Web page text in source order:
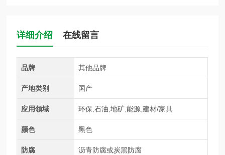
详细介绍 在线留言
品牌 其他品牌
产地类别 国产
应用领域 环保,石油,地矿,能源,建材/家具
颜色 黑色
防腐 沥青防腐或炭黑防腐